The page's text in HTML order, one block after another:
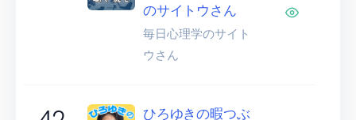
のサイトウさん
毎日心理学のサイト
ウさん
ひろゆきの暇つぶ